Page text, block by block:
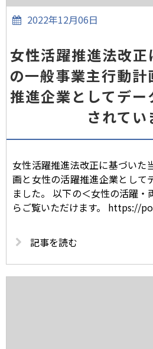
2022年12月06日
女性活躍推進法改
の一般事業主行動
推進企業としてデー
されてい
女性活躍推進法改正に基づいた
画と女性の活躍推進企業として
ました。 以下の＜女性の活躍
らご覧いただけます。 https://
記事を読む